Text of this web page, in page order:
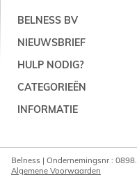
BELNESS BV
NIEUWSBRIEF
HULP NODIG?
CATEGORIEËN
INFORMATIE
Belness | Ondernemingsnr :
Algemene Voorwaarden